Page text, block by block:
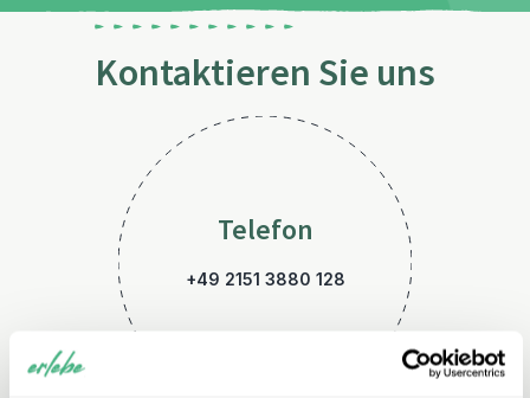
Kontaktieren Sie uns
Telefon
+49 2151 3880 128